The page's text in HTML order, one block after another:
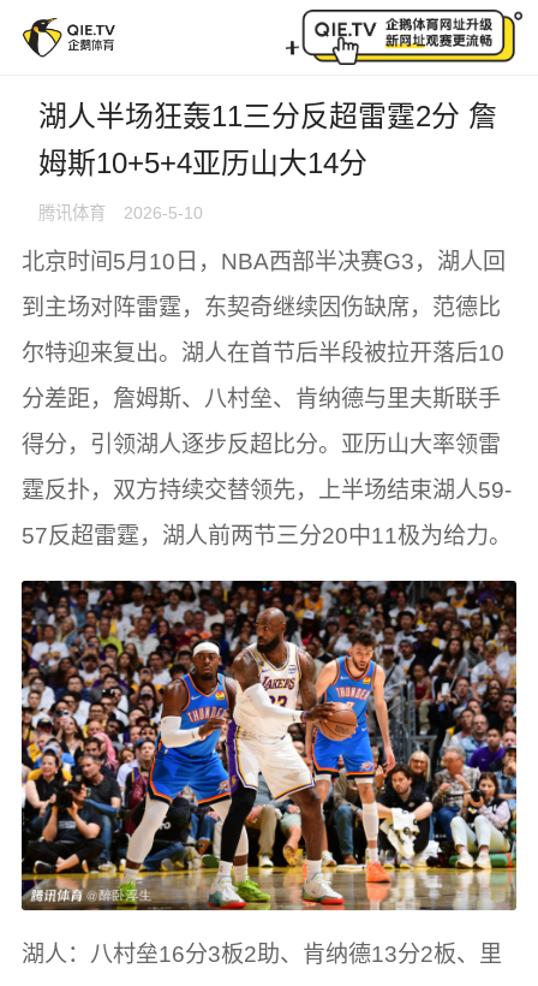
湖人半场狂轰11三分反超雷霆2分 詹姆斯10+5+4亚历山
湖人半场狂轰11三分反超雷霆2分 詹
姆斯10+5+4亚历山大14分
腾讯体育 2026-5-10
北京时间5月10日，NBA西部半决赛G3，湖人回
到主场对阵雷霆，东契奇继续因伤缺席，范德比
尔特迎来复出。湖人在首节后半段被拉开落后10
分差距，詹姆斯、八村垒、肯纳德与里夫斯联手
得分，引领湖人逐步反超比分。亚历山大率领雷
霆反扑，双方持续交替领先，上半场结束湖人59-
57反超雷霆，湖人前两节三分20中11极为给力。
湖人：八村垒16分3板2助、肯纳德13分2板、里